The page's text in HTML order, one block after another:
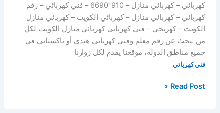
كهربائي – كهربائي منازل – 66901910 – فني كهربائي – رقم
كهربائي – كهربائي منازل – كهربائي الكويت – كهربائي منازل
الكويت – كهربجي – فنى كهربائى كهربائي منازل الكويت لكل
من يبحث عن رقم معلم وفني كهربائي هندي أو باكستاني في
جميع مناطق الدولة، موقعنا يقدم لكل زوارنا
فني كهربائي
كهربائي
Read Post »